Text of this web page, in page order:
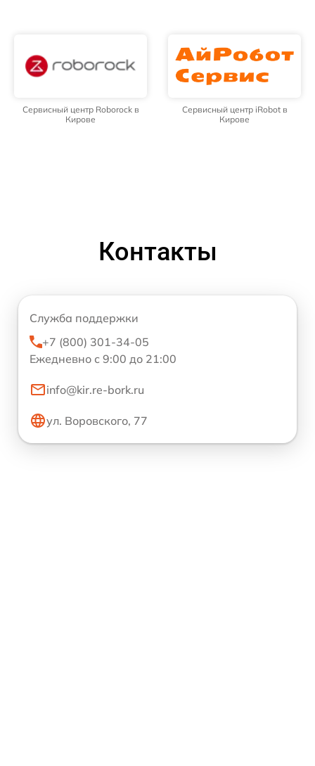
Сервисный центр Roborock в
Кирове
Сервисный центр iRobot в
Кирове
Контакты
Служба поддержки
+7 (800) 301-34-05
Ежедневно с 9:00 до 21:00
info@kir.re-bork.ru
ул. Воровского, 77